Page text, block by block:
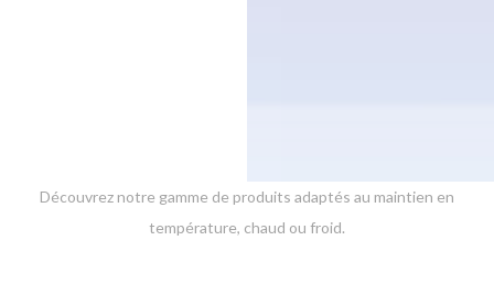
Découvrez notre gamme de produits adaptés au maintien en
température, chaud ou froid.